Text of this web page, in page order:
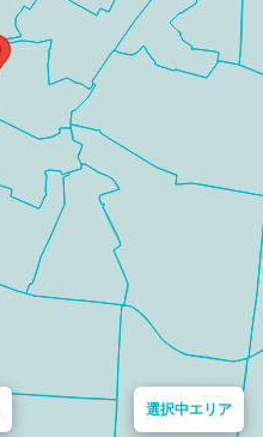
選択中エリア